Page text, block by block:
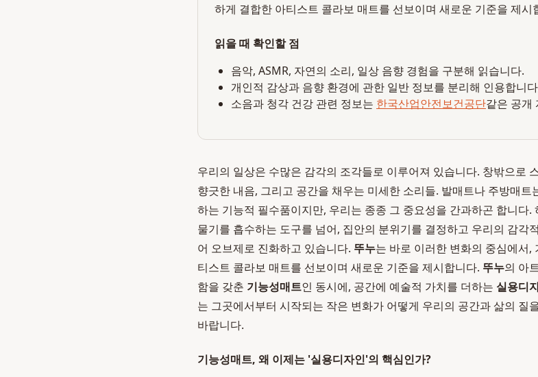
하게 결합한 아티스트 콜라보 매트를 선보이며 새로운 기준을 제시
읽을 때 확인할 점
음악, ASMR, 자연의 소리, 일상 음향 경험을 구분해 읽습니다.
개인적 감상과 음향 환경에 관한 일반 정보를 분리해 인용합니
소음과 청각 건강 관련 정보는 한국산업안전보건공단같은 공개
우리의 일상은 수많은 감각의 조각들로 이루어져 있습니다. 창밖으로
향긋한 내음, 그리고 공간을 채우는 미세한 소리들. 발매트나 주방매
하는 기능적 필수품이지만, 우리는 종종 그 중요성을 간과하곤 합니다
물기를 흡수하는 도구를 넘어, 집안의 분위기를 결정하고 우리의 감각
어 오브제로 진화하고 있습니다. 뚜누는 바로 이러한 변화의 중심에서
티스트 콜라보 매트를 선보이며 새로운 기준을 제시합니다. 뚜누의 아
함을 갖춘 기능성매트인 동시에, 공간에 예술적 가치를 더하는 실용디
는 그곳에서부터 시작되는 작은 변화가 어떻게 우리의 공간과 삶의 질
바랍니다.
기능성매트, 왜 이제는 '실용디자인'의 핵심인가?